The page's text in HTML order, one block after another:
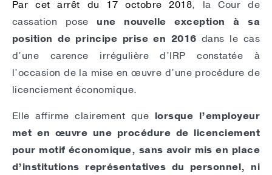
Par cet arrêt du 17 octobre 2018, la Cour de
cassation pose une nouvelle exception à sa
position de principe prise en 2016 dans le cas
d’une carence irrégulière d’IRP constatée à
l’occasion de la mise en œuvre d’une procédure de
licenciement économique.
Elle affirme clairement que lorsque l’employeur
met en œuvre une procédure de licenciement
pour motif économique, sans avoir mis en place
d’institutions représentatives du personnel, ni